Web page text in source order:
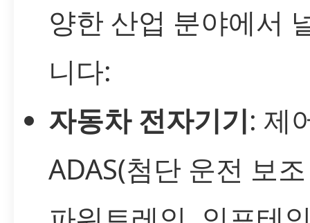
양한 산업 분야에서
니다:
자동차 전자기기: 제
ADAS(첨단 운전 보